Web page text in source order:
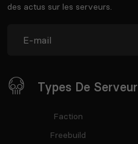
des actus sur les serveurs.
Types De Serveur
Faction
Freebuild